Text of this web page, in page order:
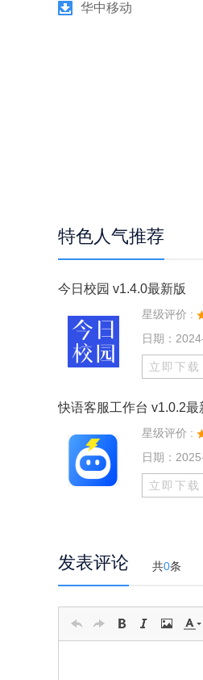
华中移动
特色人气推荐
今日校园 v1.4.0最新版
星级评价 :
日期：
立即下载
快语客服工作台 v1.0.2最
星级评价 :
日期：
立即下载
发表评论 共0条